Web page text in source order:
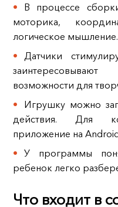
В процессе
моторика,
логическое мышление.
Датчики
возможности для
Игрушку можно
действия. Для
приложение на
У программы
ребенок легко
Что входит в